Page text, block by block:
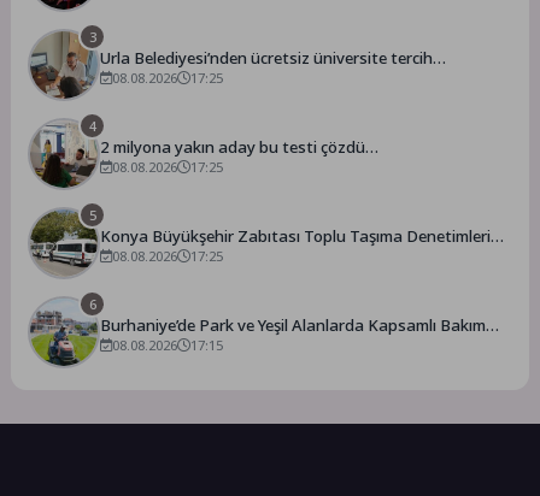
3
Urla Belediyesi’nden ücretsiz üniversite tercih
danışmanlığı
08.08.2026 17:25
4
2 milyona yakın aday bu testi çözdü…
08.08.2026 17:25
5
Konya Büyükşehir Zabıtası Toplu Taşıma Denetimlerini
Sürdürüyor
08.08.2026 17:25
6
Burhaniye’de Park ve Yeşil Alanlarda Kapsamlı Bakım
Çalışmaları Sürüyor
08.08.2026 17:15